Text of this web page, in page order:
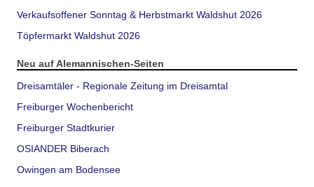
Verkaufsoffener Sonntag & Herbstmarkt Waldshut 2026
Töpfermarkt Waldshut 2026
Neu auf Alemannischen-Seiten
Dreisamtäler - Regionale Zeitung im Dreisamtal
Freiburger Wochenbericht
Freiburger Stadtkurier
OSIANDER Biberach
Owingen am Bodensee